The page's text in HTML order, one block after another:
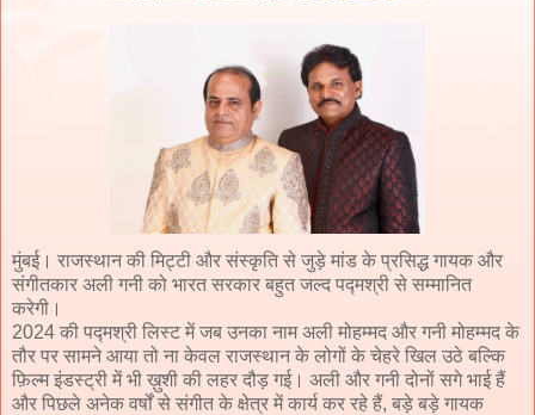
मुंबई। राजस्थान की मिट्टी और संस्कृति से जुड़े मांड के प्रसिद्ध गायक और
संगीतकार अली गनी को भारत सरकार बहुत जल्द पद्मश्री से सम्मानित
करेगी।
2024 की पद्मश्री लिस्ट में जब उनका नाम अली मोहम्मद और गनी मोहम्मद के
तौर पर सामने आया तो ना केवल राजस्थान के लोगों के चेहरे खिल उठे बल्कि
फ़िल्म इंडस्ट्री में भी ख़ुशी की लहर दौड़ गई। अली और गनी दोनों सगे भाई हैं
और पिछले अनेक वर्षों से संगीत के क्षेत्र में कार्य कर रहे हैं, बड़े बड़े गायक